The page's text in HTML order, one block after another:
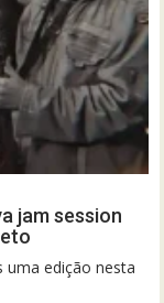
jam session
uma edição nesta